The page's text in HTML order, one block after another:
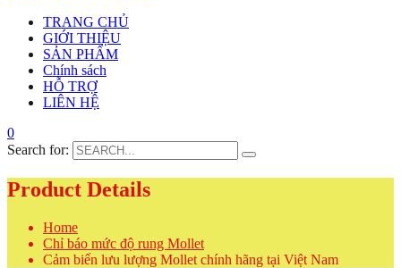
TRANG CHỦ
GIỚI THIỆU
SẢN PHẨM
Chính sách
HỖ TRỢ
LIÊN HỆ
0
Search for:
Product Details
Home
Chỉ báo mức độ rung Mollet
Cảm biến lưu lượng Mollet chính hãng tại Việt Nam